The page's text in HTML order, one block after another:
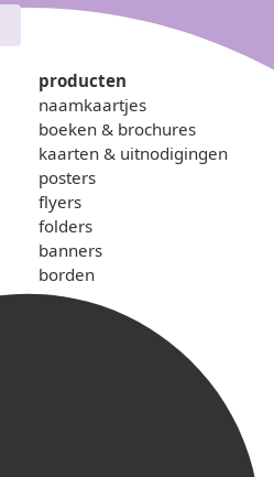
producten
naamkaartjes
boeken & brochures
kaarten & uitnodigingen
posters
flyers
folders
banners
borden